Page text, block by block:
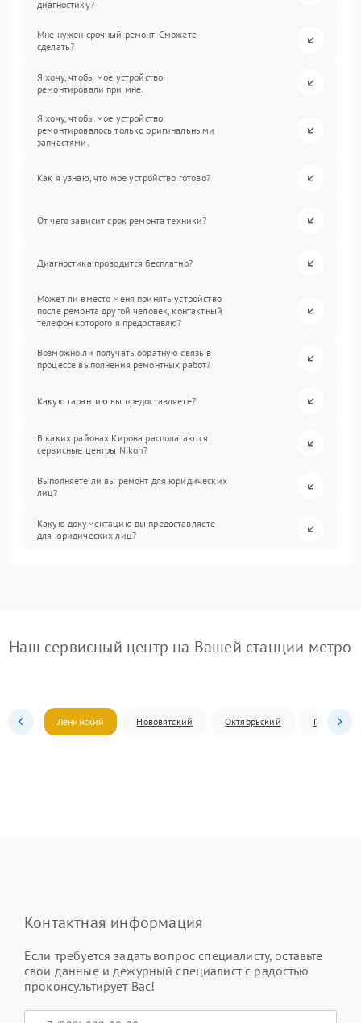
диагностику?
Мне нужен срочный ремонт. Сможете
сделать?
Я хочу, чтобы мое устройство
ремонтировали при мне.
Я хочу, чтобы мое устройство
ремонтировалось только оригинальными
запчастями.
Как я узнаю, что мое устройство готово?
От чего зависит срок ремонта техники?
Диагностика проводится бесплатно?
Может ли вместо меня принять устройство
после ремонта другой человек, контактный
телефон которого я предоставлю?
Возможно ли получать обратную связь в
процессе выполнения ремонтных работ?
Какую гарантию вы предоставляете?
В каких районах Кирова располагаются
сервисные центры Nikon?
Выполняете ли вы ремонт для юридических
лиц?
Какую документацию вы предоставляете
для юридических лиц?
Наш сервисный центр на Вашей станции метро
Ленинский Нововятский Октябрьский
Контактная информация
Если требуется задать вопрос специалисту, оставьте
свои данные и дежурный специалист с радостью
проконсультирует Вас!